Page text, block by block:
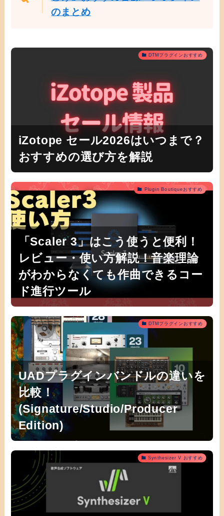
のまとめ
DTMプラグインおすすめ
iZotope セール2026はいつまで？
おすすめの選び方を解説
Plugin Boutiqueおすすめ
「Scaler 3」はこう使うと便利！
レビュー・使い方解説！音楽理論
がわからなくても作曲できるコー
ド進行ツール
DTMプラグインおすすめ
UADプラグインバンドルの違いを
比較！
(Signature/Studio/Producer
Edition)
Synthesizer V おすすめ